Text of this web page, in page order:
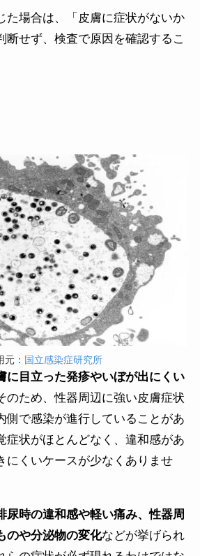
た場合は、「皮膚に症状がないか
断せず、検査で原因を確認するこ
元： 国立感染症研究所
に目立った発疹やいぼが出にくい
のため、性器周辺に強い皮膚症状
側で感染が進行していることがあ
症状がほとんどなく、違和感があ
にくいケースが少なくありませ
尿時の違和感や軽い痛み、性器周
のや分泌物の変化などが挙げられ